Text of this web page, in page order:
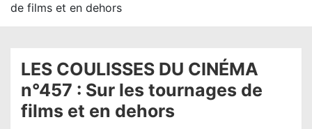
de films et en dehors
LES COULISSES DU CINÉMA
n°457 : Sur les tournages de
films et en dehors